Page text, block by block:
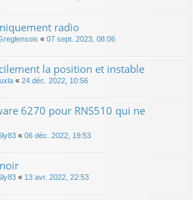
radio
« 07 sept. 2023, 08:06
la position et instable
« 24 déc. 2022, 10:56
6270 pour RNS510 qui ne
« 06 déc. 2022, 19:53
« 13 avr. 2022, 22:53